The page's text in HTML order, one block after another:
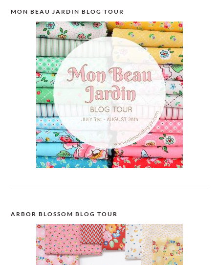
MON BEAU JARDIN BLOG TOUR
ARBOR BLOSSOM BLOG TOUR